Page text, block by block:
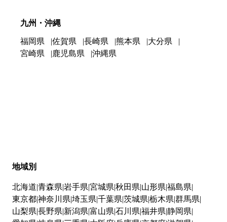
九州・沖縄
福岡県 佐賀県 長崎県 熊本県
大分県
宮崎県
鹿児島県 沖縄県
地域別
北海道 青森県 岩手県 宮城県 秋田県 山形県 福島県
東京都神奈川県 埼玉県 千葉県 茨城県 栃木県 群馬県
山梨県 長野県 新潟県 富山県 石川県 福井県 静岡県